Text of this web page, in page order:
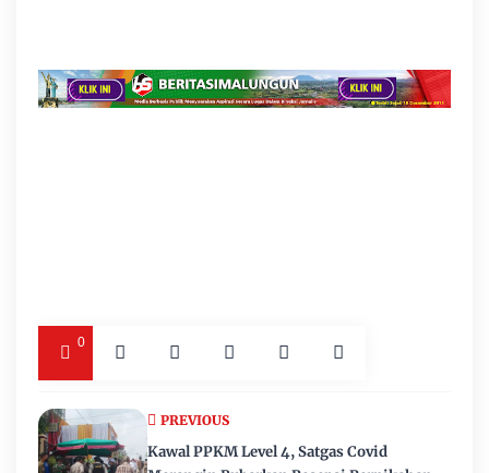
0
PREVIOUS
Kawal PPKM Level 4, Satgas Covid